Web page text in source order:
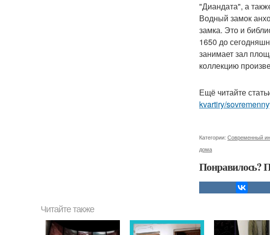
"Диандата", а
Водный замок
замка. Это и
1650 до
занимает зал
коллекцию
Ещё читайте
kvartiry/
Категории: Современный
дома
Понравилось?
Читайте также